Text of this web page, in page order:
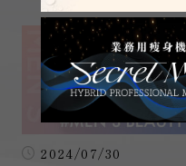
2024/07/30